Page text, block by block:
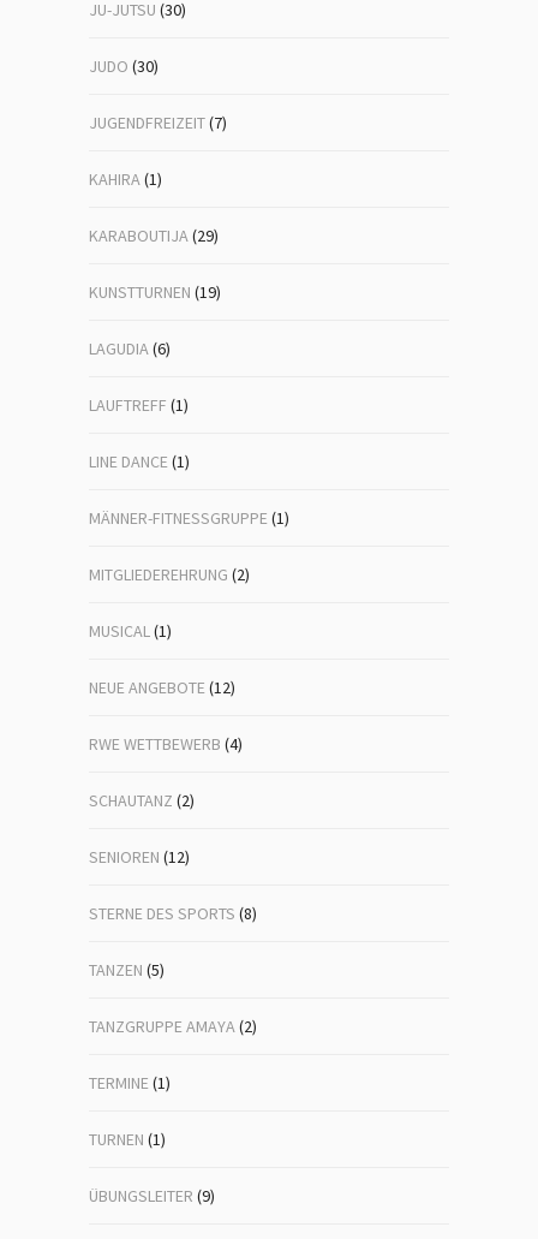
JU-JUTSU (30)
JUDO (30)
JUGENDFREIZEIT(7)
KAHIRA(1)
KARABOUTIJA(29)
KUNSTTURNEN (19)
LAGUDIA(6)
LAUFTREFF (1)
LINE DANCE(1)
MÄNNER-FITNESSGRUPPE(1)
MITGLIEDEREHRUNG (2)
MUSICAL(1)
NEUE ANGEBOTE(12)
RWE WETTBEWERB (4)
SCHAUTANZ (2)
SENIOREN (12)
STERNE DES SPORTS (8)
TANZEN (5)
TANZGRUPPE AMAYA(2)
TERMINE(1)
TURNEN (1)
ÜBUNGSLEITER (9)